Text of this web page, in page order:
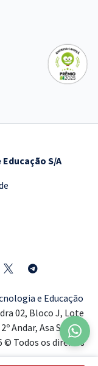
S/A
e Educação
02, Bloco J, Lote
Andar, Asa Sul,
© Todos os direitos